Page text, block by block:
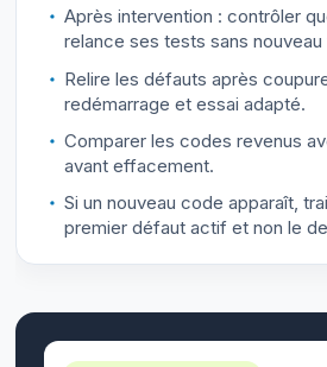
Après intervention : contrôler
relance ses tests sans nouveau
Relire les défauts après
redémarrage et essai adapté.
Comparer les codes revenus
avant effacement.
Si un nouveau code apparaît,
premier défaut actif et non le